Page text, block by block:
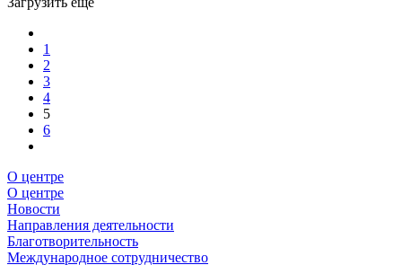
1
2
3
4
5
6
О центре
О центре
Новости
Направления деятельности
Благотворительность
Международное сотрудничество